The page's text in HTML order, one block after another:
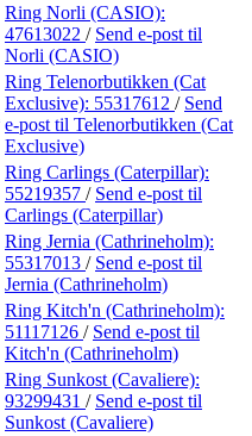
Ring Norli (CASIO):
47613022 / Send e-post til
Norli (CASIO)
Ring Telenorbutikken (Cat
Exclusive): 55317612 / Send
e-post til Telenorbutikken (Cat
Exclusive)
Ring Carlings (Caterpillar):
55219357 / Send e-post til
Carlings (Caterpillar)
Ring Jernia (Cathrineholm):
55317013 / Send e-post til
Jernia (Cathrineholm)
Ring Kitch'n (Cathrineholm):
51117126 / Send e-post til
Kitch'n (Cathrineholm)
Ring Sunkost (Cavaliere):
93299431 / Send e-post til
Sunkost (Cavaliere)